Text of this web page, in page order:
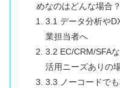
めなのはどんな場合？
3.1 データ分析や
業担当者へ
3.2 EC/CRM/SFA
活用ニーズありの
3.3 ノーコードで